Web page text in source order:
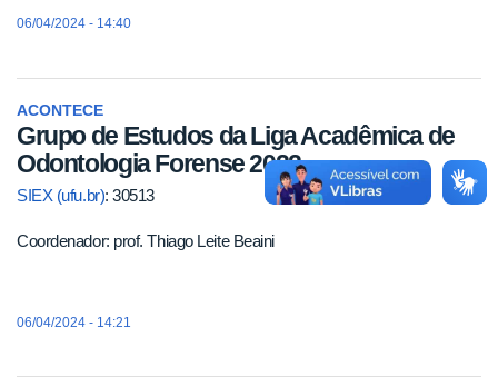
06/04/2024 - 14:40
ACONTECE
Grupo de Estudos da Liga Acadêmica de
Odontologia Forense 2022
SIEX (ufu.br): 30513
Coordenador: prof. Thiago Leite Beaini
06/04/2024 - 14:21